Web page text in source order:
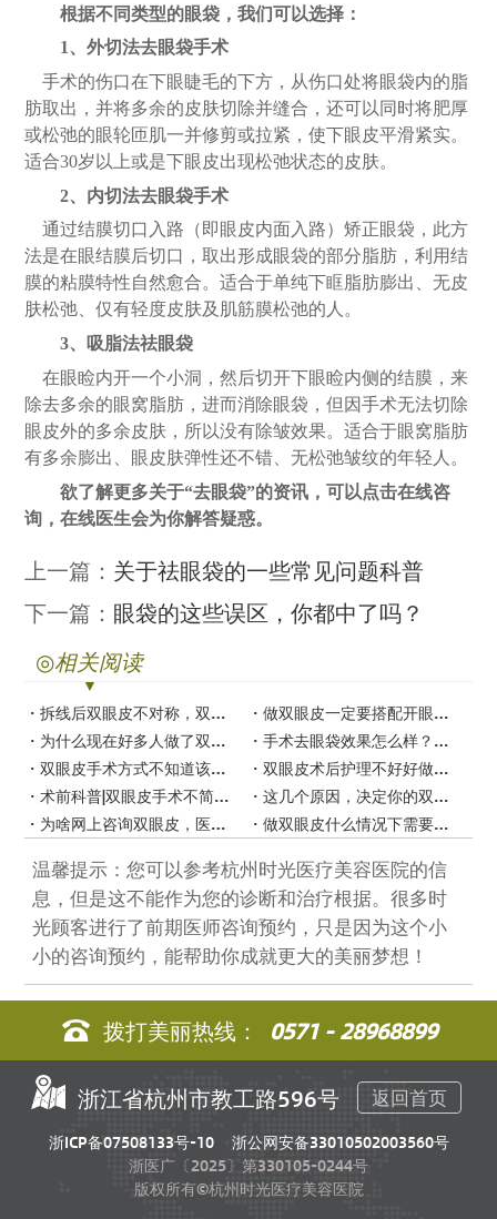
根据不同类型的眼袋，我们可以选择：
1、外切法去眼袋手术
手术的伤口在下眼睫毛的下方，从伤口处将眼袋内的脂
肪取出，并将多余的皮肤切除并缝合，还可以同时将肥厚
或松弛的眼轮匝肌一并修剪或拉紧，使下眼皮平滑紧实。
适合30岁以上或是下眼皮出现松弛状态的皮肤。
2、 内切法去眼袋手术
通过结膜切口入路（即眼皮内面入路）矫正眼袋，此方
法是在眼结膜后切口，取出形成眼袋的部分脂肪，利用结
膜的粘膜特性自然愈合。适合于单纯下眶脂肪膨出、无皮
肤松弛、仅有轻度皮肤及肌筋膜松弛的人。
3、吸脂法祛眼袋
在眼睑内开一个小洞，然后切开下眼睑内侧的结膜，来
除去多余的眼窝脂肪，进而消除眼袋，但因手术无法切除
眼皮外的多余皮肤，所以没有除皱效果。适合于眼窝脂肪
有多余膨出、眼皮肤弹性还不错、无松弛皱纹的年轻人。
欲了解更多关于“去眼袋”的资讯，可以点击在线咨
询，在线医生会为你解答疑惑。
上一篇： 关于祛眼袋的一些常见问题科普
下一篇： 眼袋的这些误区，你都中了吗？
◎相关阅读
拆线后双眼皮不对称，双眼皮是失败了吗？
做双眼皮一定要搭配开眼角吗？
为什么现在好多人做了双眼皮会后悔？
手术去眼袋效果怎么样？会不会留疤？
双眼皮手术方式不知道该怎么选？看这里！
双眼皮术后护理不好好做？小心感染！
术前科普|双眼皮手术不简单，术前要注意这些！
这几个原因，决定你的双眼皮好不好看！
为啥网上咨询双眼皮，医生总劝我来面诊？
做双眼皮什么情况下需要开眼角？
温馨提示：您可以参考杭州时光医疗美容医院的信
息，但是这不能作为您的诊断和治疗根据。很多时
光顾客进行了前期医师咨询预约，只是因为这个小
小的咨询预约，能帮助你成就更大的美丽梦想！
拨打美丽热线： 0571 - 28968899
返回首页
浙江省杭州市教工路596号
浙ICP备07508133号-10
浙公网安备33010502003560号
浙医广〔2025〕第330105-0244号
版权所有©杭州时光医疗美容医院